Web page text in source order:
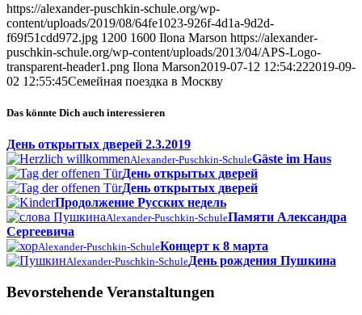
https://alexander-puschkin-schule.org/wp-
content/uploads/2019/08/64fe1023-926f-4d1a-9d2d-
f69f51cdd972.jpg 1200 1600 Ilona Marson https://alexander-
puschkin-schule.org/wp-content/uploads/2013/04/APS-Logo-
transparent-header1.png Ilona Marson2019-07-12 12:54:222019-09-
02 12:55:45Семейная поездка в Москву
Das könnte Dich auch interessieren
День открытых дверей 2.3.2019
Alexander-Puschkin-SchuleGäste im Haus
День открытых дверей
День открытых дверей
Продолжение Русских недель
Alexander-Puschkin-SchuleПамяти Александра
Сергеевича
Alexander-Puschkin-SchuleКонцерт к 8 марта
Alexander-Puschkin-SchuleДень рождения Пушкина
Bevorstehende Veranstaltungen